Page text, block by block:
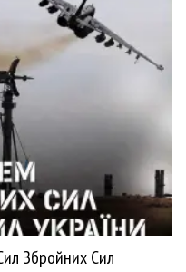
Збройних Сил